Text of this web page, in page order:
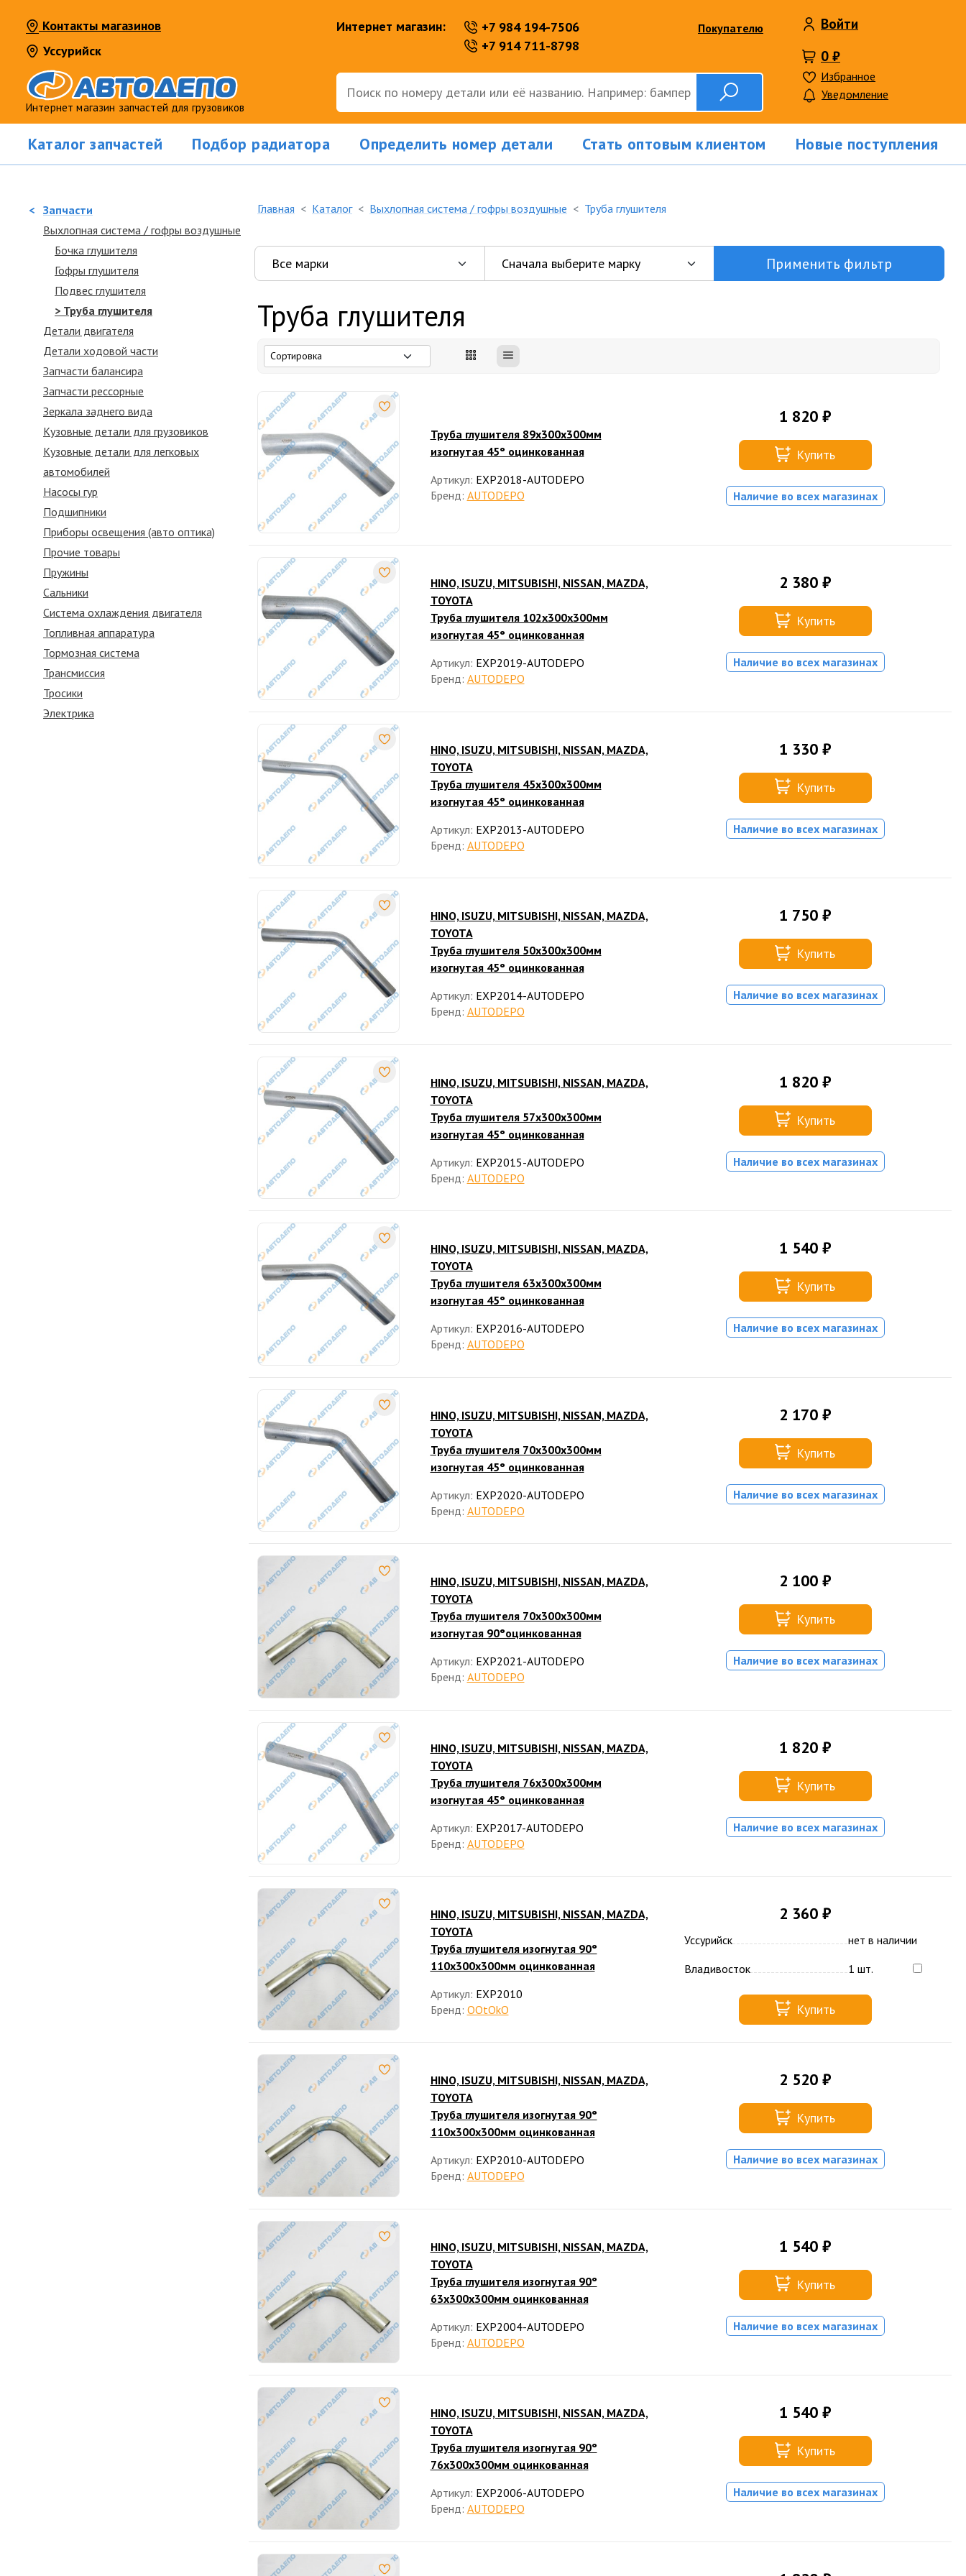
Контакты магазинов
Уссурийск
Интернет магазин запчастей для грузовиков
Интернет магазин:
+7 984 194-7506
+7 914 711-8798
Покупателю
Войти
0 ₽
Избранное
Уведомление
Каталог запчастей Подбор радиатора Определить номер детали Стать оптовым клиентом Новые поступления
< Запчасти
Выхлопная система / гофры воздушные
Бочка глушителя
Гофры глушителя
Подвес глушителя
> Труба глушителя
Детали двигателя
Детали ходовой части
Запчасти балансира
Запчасти рессорные
Зеркалa заднего вида
Кузовные детали для грузовиков
Кузовные детали для легковых
автомобилей
Насосы гур
Подшипники
Приборы освещения (авто оптика)
Прочие товары
Пружины
Сальники
Система охлаждения двигателя
Топливная аппаратура
Тормозная система
Трансмиссия
Тросики
Электрика
Главная Каталог Выхлопная система / гофры воздушные Труба глушителя
Применить фильтр
Труба глушителя
Труба глушителя 89x300х300мм
изогнутая 45° оцинкованная
Артикул: EXP2018-AUTODEPO
Бренд: AUTODEPO
1 820 ₽
Купить
Наличие во всех магазинах
HINO, ISUZU, MITSUBISHI, NISSAN, MAZDA,
TOYOTA
Труба глушителя 102x300x300мм
изогнутая 45° оцинкованная
Артикул: EXP2019-AUTODEPO
Бренд: AUTODEPO
2 380 ₽
Купить
Наличие во всех магазинах
HINO, ISUZU, MITSUBISHI, NISSAN, MAZDA,
TOYOTA
Труба глушителя 45x300x300мм
изогнутая 45° оцинкованная
Артикул: EXP2013-AUTODEPO
Бренд: AUTODEPO
1 330 ₽
Купить
Наличие во всех магазинах
HINO, ISUZU, MITSUBISHI, NISSAN, MAZDA,
TOYOTA
Труба глушителя 50x300x300мм
изогнутая 45° оцинкованная
Артикул: EXP2014-AUTODEPO
Бренд: AUTODEPO
1 750 ₽
Купить
Наличие во всех магазинах
HINO, ISUZU, MITSUBISHI, NISSAN, MAZDA,
TOYOTA
Труба глушителя 57x300x300мм
изогнутая 45° оцинкованная
Артикул: EXP2015-AUTODEPO
Бренд: AUTODEPO
1 820 ₽
Купить
Наличие во всех магазинах
HINO, ISUZU, MITSUBISHI, NISSAN, MAZDA,
TOYOTA
Труба глушителя 63x300x300мм
изогнутая 45° оцинкованная
Артикул: EXP2016-AUTODEPO
Бренд: AUTODEPO
1 540 ₽
Купить
Наличие во всех магазинах
HINO, ISUZU, MITSUBISHI, NISSAN, MAZDA,
TOYOTA
Труба глушителя 70x300x300мм
изогнутая 45° оцинкованная
Артикул: EXP2020-AUTODEPO
Бренд: AUTODEPO
2 170 ₽
Купить
Наличие во всех магазинах
HINO, ISUZU, MITSUBISHI, NISSAN, MAZDA,
TOYOTA
Труба глушителя 70x300x300мм
изогнутая 90°оцинкованная
Артикул: EXP2021-AUTODEPO
Бренд: AUTODEPO
2 100 ₽
Купить
Наличие во всех магазинах
HINO, ISUZU, MITSUBISHI, NISSAN, MAZDA,
TOYOTA
Труба глушителя 76x300x300мм
изогнутая 45° оцинкованная
Артикул: EXP2017-AUTODEPO
Бренд: AUTODEPO
1 820 ₽
Купить
Наличие во всех магазинах
HINO, ISUZU, MITSUBISHI, NISSAN, MAZDA,
TOYOTA
Труба глушителя изогнутая 90°
110x300x300мм оцинкованная
Артикул: EXP2010
Бренд: OOtOkO
2 360 ₽
Уссурийск
нет в наличии
Владивосток
1 шт.
Купить
HINO, ISUZU, MITSUBISHI, NISSAN, MAZDA,
TOYOTA
Труба глушителя изогнутая 90°
110x300x300мм оцинкованная
Артикул: EXP2010-AUTODEPO
Бренд: AUTODEPO
2 520 ₽
Купить
Наличие во всех магазинах
HINO, ISUZU, MITSUBISHI, NISSAN, MAZDA,
TOYOTA
Труба глушителя изогнутая 90°
63x300x300мм оцинкованная
Артикул: EXP2004-AUTODEPO
Бренд: AUTODEPO
1 540 ₽
Купить
Наличие во всех магазинах
HINO, ISUZU, MITSUBISHI, NISSAN, MAZDA,
TOYOTA
Труба глушителя изогнутая 90°
76x300x300мм оцинкованная
Артикул: EXP2006-AUTODEPO
Бренд: AUTODEPO
1 540 ₽
Купить
Наличие во всех магазинах